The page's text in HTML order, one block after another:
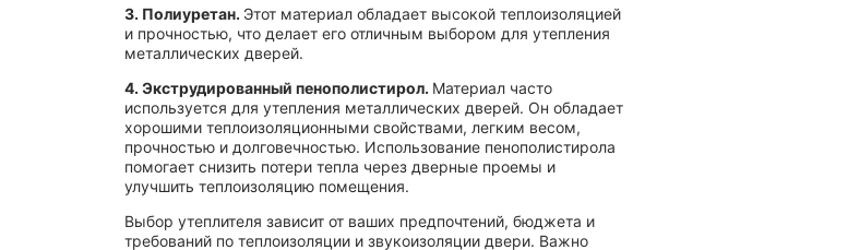
3. Полиуретан. Этот материал обладает высокой теплоизоляцией
и прочностью, что делает его отличным выбором для утепления
металлических дверей.
4. Экструдированный пенополистирол. Материал часто
используется для утепления металлических дверей. Он обладает
хорошими теплоизоляционными свойствами, легким весом,
прочностью и долговечностью. Использование пенополистирола
помогает снизить потери тепла через дверные проемы и
улучшить теплоизоляцию помещения.
Выбор утеплителя зависит от ваших предпочтений, бюджета и
требований по теплоизоляции и звукоизоляции двери. Важно